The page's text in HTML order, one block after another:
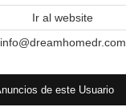
Ir al website
info@dreamhomedr.com
de este Usuario